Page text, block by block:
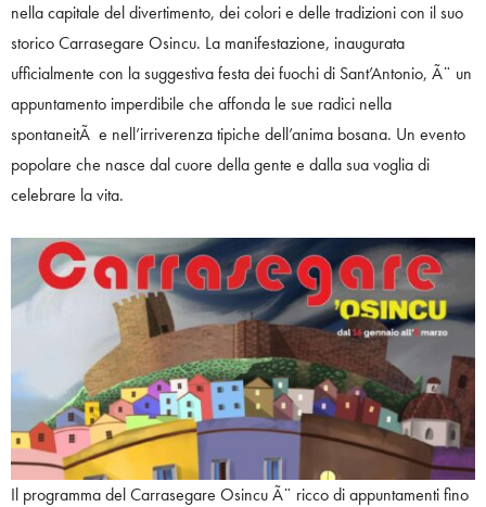
nella capitale del divertimento, dei colori e delle tradizioni con il suo
storico Carrasegare Osincu. La manifestazione, inaugurata
ufficialmente con la suggestiva festa dei fuochi di Sant’Antonio, Ã¨ un
appuntamento imperdibile che affonda le sue radici nella
spontaneitÃ e nell’irriverenza tipiche dell’anima bosana. Un evento
popolare che nasce dal cuore della gente e dalla sua voglia di
celebrare la vita.
Il programma del Carrasegare Osincu Ã¨ ricco di appuntamenti fino